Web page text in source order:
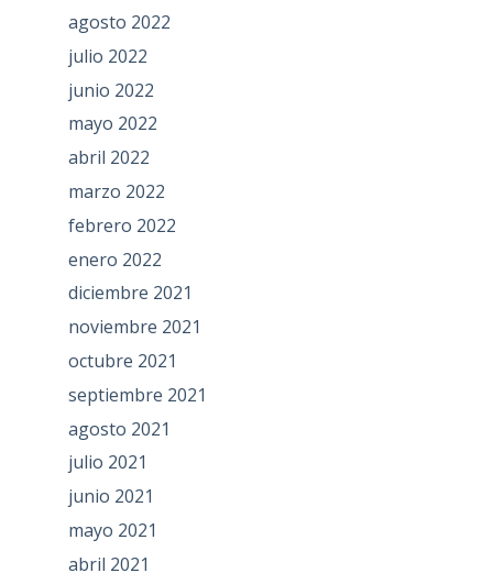
agosto 2022
julio 2022
junio 2022
mayo 2022
abril 2022
marzo 2022
febrero 2022
enero 2022
diciembre 2021
noviembre 2021
octubre 2021
septiembre 2021
agosto 2021
julio 2021
junio 2021
mayo 2021
abril 2021